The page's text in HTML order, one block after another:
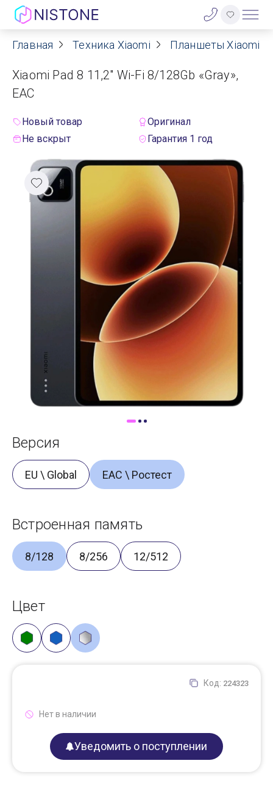
Акции
О нас
Договор оферты
Реквизиты
Оплата
Самовывоз
Главная Техника Xiaomi Планшеты Xiaomi
Xiaomi Pad 8 11,2" Wi-Fi 8/128Gb «Gray»,
EAC
Новый товар
Оригинал
Не вскрыт
Гарантия 1 год
Версия
EU \ Global ЕАС \ Ростест
Встроенная память
8/128 8/256 12/512
Цвет
Код: 224323
Нет в наличии
Уведомить о поступлении